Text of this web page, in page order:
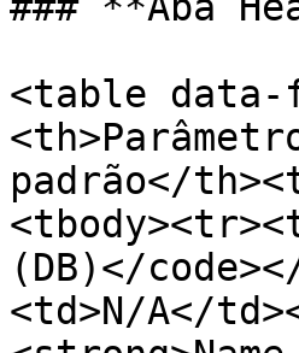
<table data-
padrão</
(DB)</
<td>N/A</